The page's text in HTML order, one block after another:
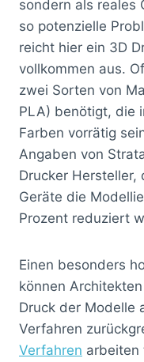
sondern als reales
so potenzielle
reicht hier ein 3D
vollkommen aus.
zwei Sorten von
PLA) benötigt, die
Farben vorrätig
Angaben von
Drucker Hersteller,
Geräte die
Prozent reduziert
Einen besonders
können
Druck der Modelle
Verfahren
Verfahren arbeiten